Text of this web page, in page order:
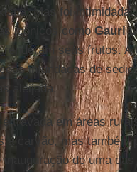
Mas foi
icônicos comoGauri
seus frutos. A
infundadas de
aleijada.
travada em áreas
a carvão, mas
inauguração de uma